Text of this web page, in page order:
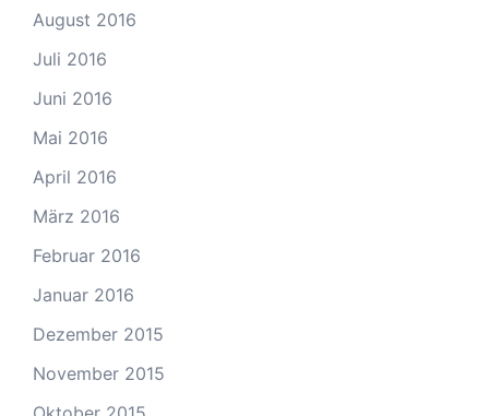
August 2016
Juli 2016
Juni 2016
Mai 2016
April 2016
März 2016
Februar 2016
Januar 2016
Dezember 2015
November 2015